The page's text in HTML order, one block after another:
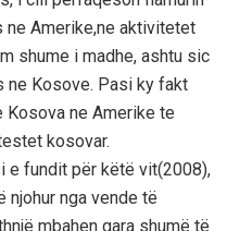
ne Amerike,ne aktivitetet
shume i madhe, ashtu sic
ne Kosove. Pasi ky fakt
ne Amerike te
kosovar.
e fundit për këtë vit(2008),
njohur nga vende të
mbahen gara shumë të